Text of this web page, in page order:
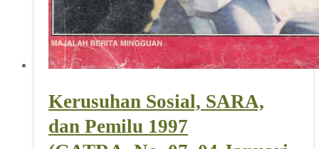
Kerusuhan Sosial, SARA,
dan Pemilu 1997